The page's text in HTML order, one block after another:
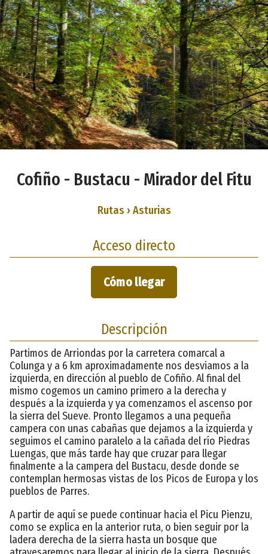
Cofiño - Bustacu - Mirador del Fitu
Rutas › Asturias
Acceso directo
Cómo llegar
Descripción
Partimos de Arriondas por la carretera comarcal a
Colunga y a 6 km aproximadamente nos desviamos a la
izquierda, en dirección al pueblo de Cofiño. Al final del
mismo cogemos un camino primero a la derecha y
después a la izquierda y ya comenzamos el ascenso por
la sierra del Sueve. Pronto llegamos a una pequeña
campera con unas cabañas que dejamos a la izquierda y
seguimos el camino paralelo a la cañada del río Piedras
Luengas, que más tarde hay que cruzar para llegar
finalmente a la campera del Bustacu, desde donde se
contemplan hermosas vistas de los Picos de Europa y los
pueblos de Parres.
A partir de aquí se puede continuar hacia el Picu Pienzu,
como se explica en la anterior ruta, o bien seguir por la
ladera derecha de la sierra hasta un bosque que